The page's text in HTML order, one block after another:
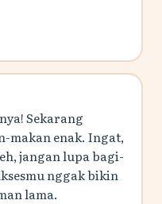
Sekarang
makan enak. Ingat,
jangan lupa bagi-
nggak bikin
lama.